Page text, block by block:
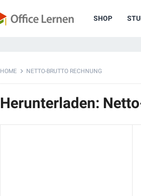
SHOP
HOME NETTO-BRUTTO RECHNUNG
Herunterladen: